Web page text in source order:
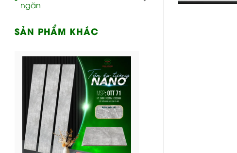
ngăn
SẢN PHẨM KHÁC